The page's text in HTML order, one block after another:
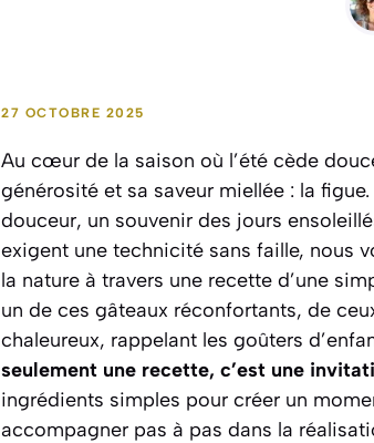
27 OCTOBRE 2025
Au cœur de la saison où l’été cède
générosité et sa saveur miellée : la
douceur, un souvenir des jours
exigent une technicité sans faille, nous
la nature à travers une recette d’une
un de ces gâteaux réconfortants, de
chaleureux, rappelant les goûters
seulement une recette, c’est une
ingrédients simples pour créer un
accompagner pas à pas dans la